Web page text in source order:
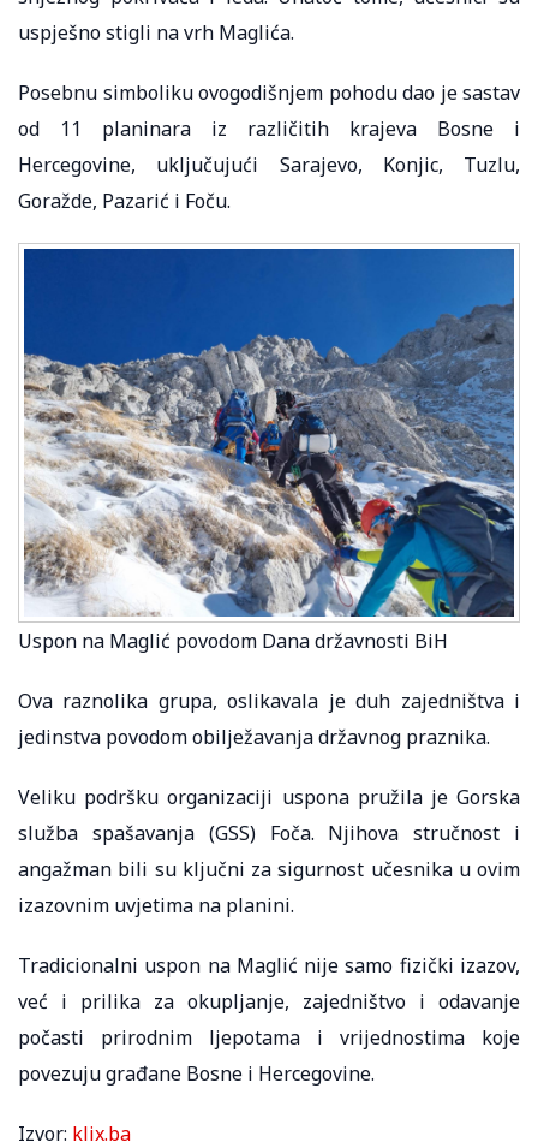
uspješno stigli na vrh Maglića.
Posebnu simboliku ovogodišnjem pohodu dao je sastav
od 11 planinara iz različitih krajeva Bosne i
Hercegovine, uključujući Sarajevo, Konjic, Tuzlu,
Goražde, Pazarić i Foču.
Uspon na Maglić povodom Dana državnosti BiH
Ova raznolika grupa, oslikavala je duh zajedništva i
jedinstva povodom obilježavanja državnog praznika.
Veliku podršku organizaciji uspona pružila je Gorska
služba spašavanja (GSS) Foča. Njihova stručnost i
angažman bili su ključni za sigurnost učesnika u ovim
izazovnim uvjetima na planini.
Tradicionalni uspon na Maglić nije samo fizički izazov,
već i prilika za okupljanje, zajedništvo i odavanje
počasti prirodnim ljepotama i vrijednostima koje
povezuju građane Bosne i Hercegovine.
Izvor: klix.ba